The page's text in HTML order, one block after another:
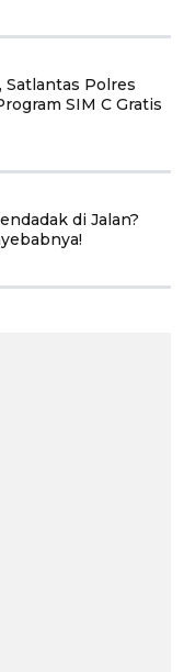
Satlantas Polres
SIM C Gratis
di Jalan?